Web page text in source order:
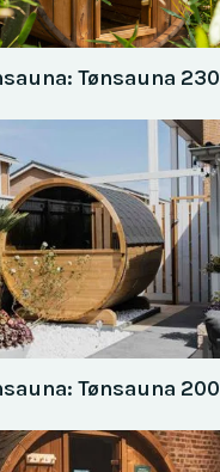
Tønsauna 230
Tønsauna 200